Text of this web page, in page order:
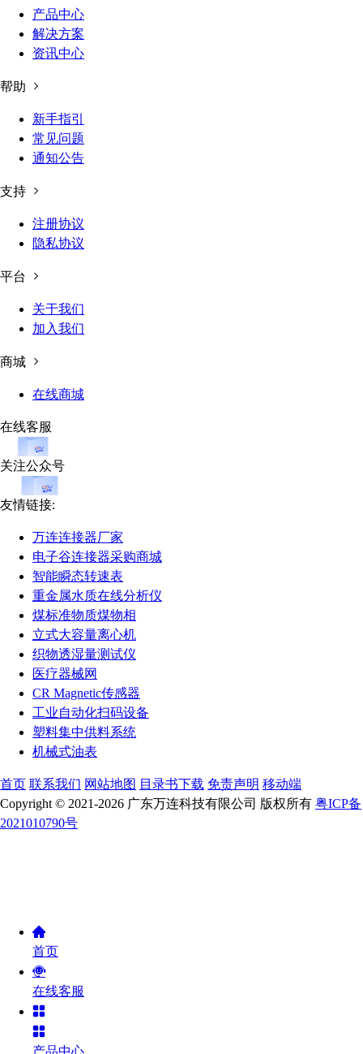
产品中心
解决方案
资讯中心
帮助
新手指引
常见问题
通知公告
支持
注册协议
隐私协议
平台
关于我们
加入我们
商城
在线商城
在线客服
关注公众号
友情链接:
万连连接器厂家
电子谷连接器采购商城
智能瞬态转速表
重金属水质在线分析仪
煤标准物质煤物相
立式大容量离心机
织物透湿量测试仪
医疗器械网
CR Magnetic传感器
工业自动化扫码设备
塑料集中供料系统
机械式油表
首页 联系我们 网站地图 目录书下载 免责声明 移动端
Copyright © 2021-2026 广东万连科技有限公司 版权所有 粤ICP备
2021010790号
首页
在线客服
产品中心